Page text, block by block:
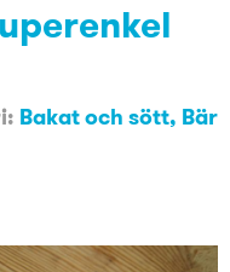
Bakat och sött Bär